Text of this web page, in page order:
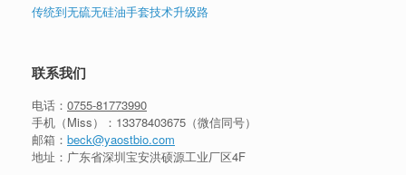
传统到无硫无硅油手套技术升级路
联系我们
电话： 0755-81773990
手机（Miss）： 13378403675 （微信同号）
邮箱： beck@yaostbio.com
地址：广东省深圳宝安洪硕源工业厂区4F